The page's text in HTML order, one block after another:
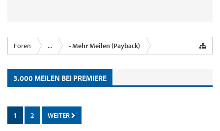
Foren ... - Mehr Meilen (Payback)
3.000 MEILEN BEI PREMIERE
1 2 WEITER